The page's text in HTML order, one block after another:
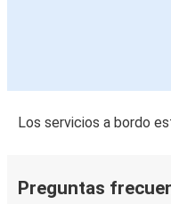
Los servicios a bordo
Preguntas